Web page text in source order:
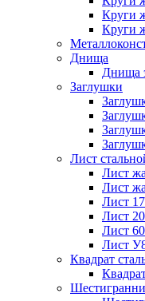
Круги
Круги
Днища
Днища
Заглушки
Лист
Лист
Лист
Лист
Лист
Лист
Лист
Квадрат